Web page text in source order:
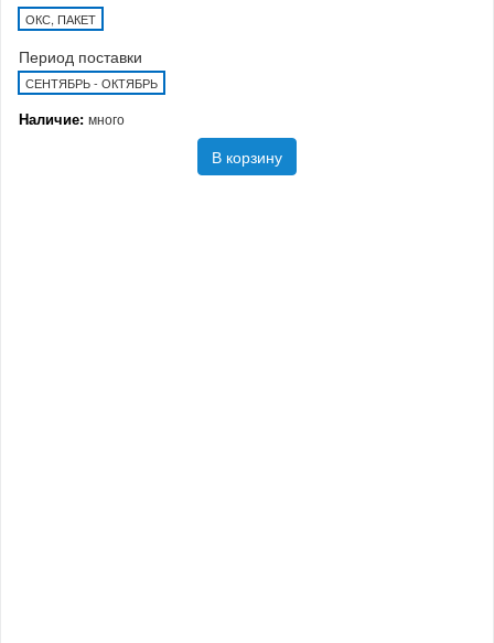
ОКС, ПАКЕТ
Период поставки
СЕНТЯБРЬ - ОКТЯБРЬ
Наличие: много
В корзину